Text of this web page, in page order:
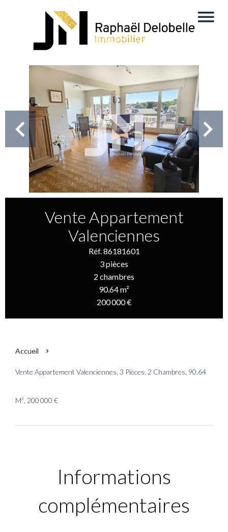
Vente Appartement
Valenciennes
Réf. 86181601
3 pièces
2 chambres
90.64 m²
200 000 €
Accueil
Vente Appartement Valenciennes, 3 Pièces, 2 Chambres, 90.64
M², 200 000 €
Informations
complémentaires